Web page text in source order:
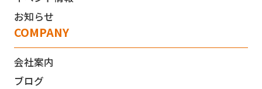
お知らせ
COMPANY
会社案内
ブログ